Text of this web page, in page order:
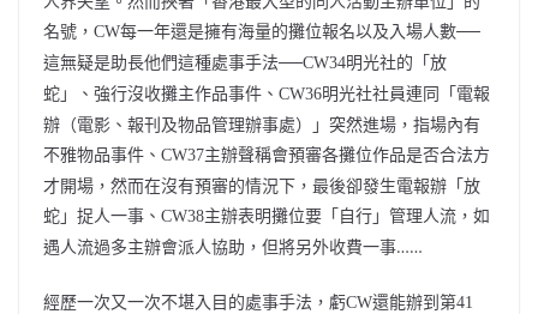
名號， CW每一年還是擁有海量的攤位報名以及入場人數──
這無疑是助長他們這種處事手法──CW34明光社的「放
蛇」、強行沒收攤主作品事件、 CW36明光社社員連同「電報
辦（電影、報刊及物品管理辦事處）」突然進場，指場內有
不雅物品事件、 CW37主辦聲稱會預審各攤位作品是否合法方
才開場，然而在沒有預審的情況下，最後卻發生電報辦「放
蛇」捉人一事、 CW38主辦表明攤位要「自行」管理人流，如
遇人流過多主辦會派人協助，但將另外收費一事……
經歷一次又一次不堪入目的處事手法，虧CW還能辦到第41